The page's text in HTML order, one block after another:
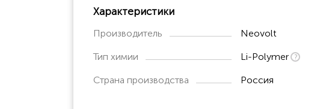
Характеристики
Производитель Neovolt
Тип химии Li-Polymer
Страна производства Россия